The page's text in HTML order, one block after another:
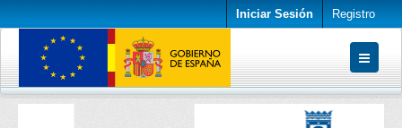
Iniciar Sesión Registro
Conjuntos de datos